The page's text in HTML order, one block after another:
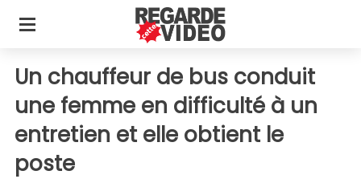
Un chauffeur de bus conduit
une femme en difficulté à un
entretien et elle obtient le
poste